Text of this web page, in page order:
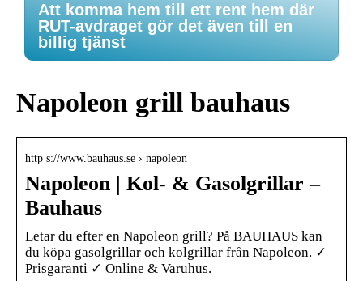
Att komma hem till ett rent hem där
RUT-avdraget gör det även till en
billig tjänst
Napoleon grill bauhaus
http s://www.bauhaus.se › napoleon
Napoleon | Kol- & Gasolgrillar –
Bauhaus
Letar du efter en Napoleon grill? På BAUHAUS kan
du köpa gasolgrillar och kolgrillar från Napoleon. ✓
Prisgaranti ✓ Online & Varuhus.